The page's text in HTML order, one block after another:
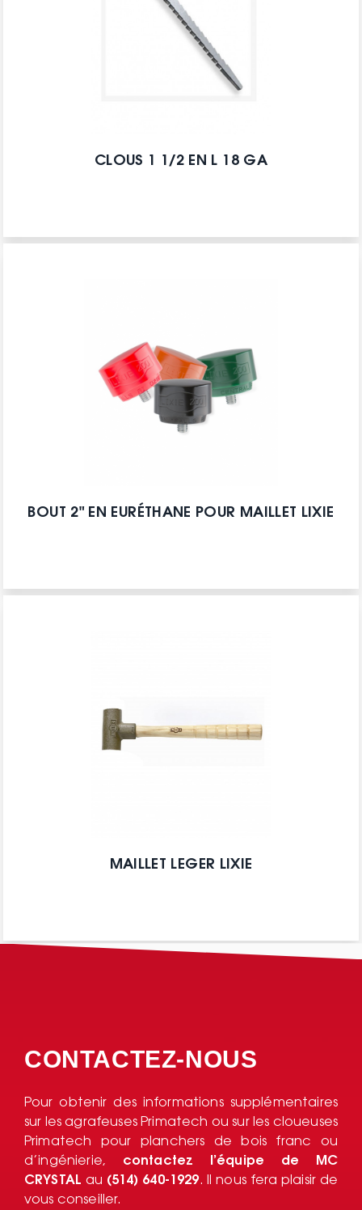
CLOUS 1 1/2 EN L 18 GA
BOUT 2" EN EURÉTHANE POUR MAILLET LIXIE
MAILLET LEGER LIXIE
CONTACTEZ-NOUS
Pour obtenir des informations supplémentaires
sur les agrafeuses Primatech ou sur les cloueuses
Primatech pour planchers de bois franc ou
d’ingénierie, contactez l’équipe de MC
CRYSTAL au (514) 640-1929. Il nous fera plaisir de
vous conseiller.